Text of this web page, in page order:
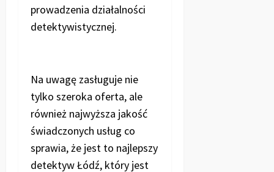
prowadzenia działalności
detektywistycznej.
Na uwagę zasługuje nie
tylko szeroka oferta, ale
również najwyższa jakość
świadczonych usług co
sprawia, że jest to najlepszy
detektyw Łódź, który jest